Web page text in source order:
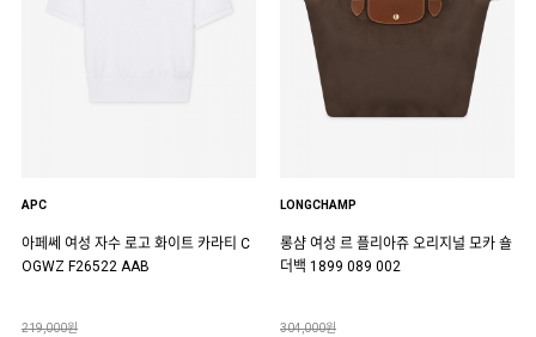
APC
아페쎄 여성 자수 로고 화이트 카라티 C
OGWZ F26522 AAB
219,000원
LONGCHAMP
롱샴 여성 르 플리아쥬 오리지널 모카 숄
더백 1899 089 002
304,000원